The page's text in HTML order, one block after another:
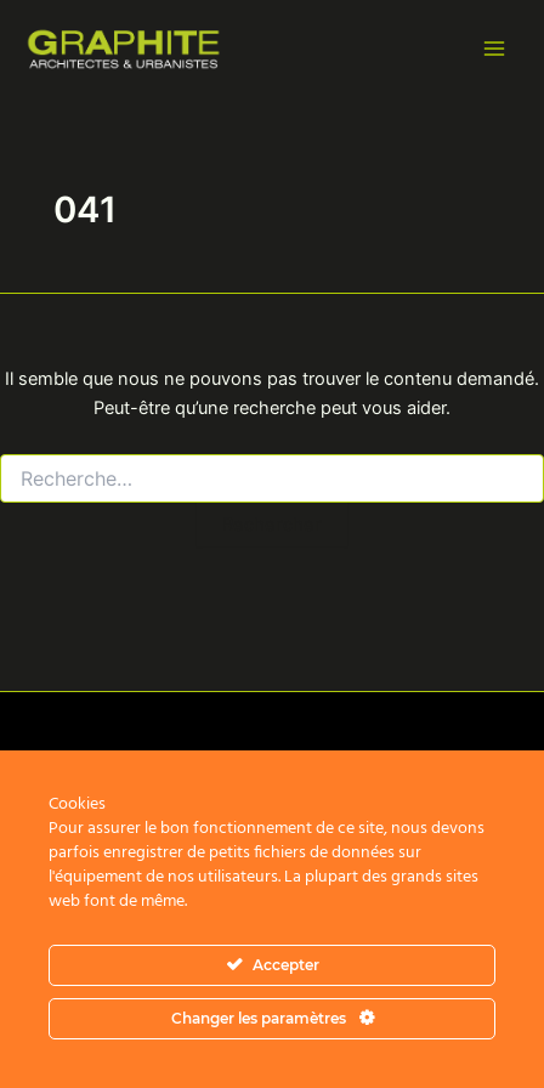
contenu
041
Il semble que nous ne pouvons pas trouver le contenu demandé.
Peut-être qu’une recherche peut vous aider.
2 route du Gacet
35830 Betton
Copyright © 2026 Graphite Architectes - Tous droits réservés
Site réalisé par L'artisane
Cookies
Pour assurer le bon fonctionnement de ce site, nous devons
parfois enregistrer de petits fichiers de données sur
l'équipement de nos utilisateurs. La plupart des grands sites
web font de même.
Accepter
Changer les paramètres